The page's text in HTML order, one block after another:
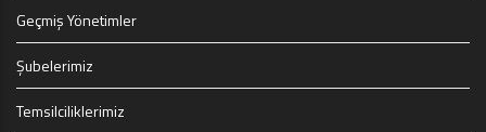
Geçmiş Yönetimler
Şubelerimiz
Temsilciliklerimiz